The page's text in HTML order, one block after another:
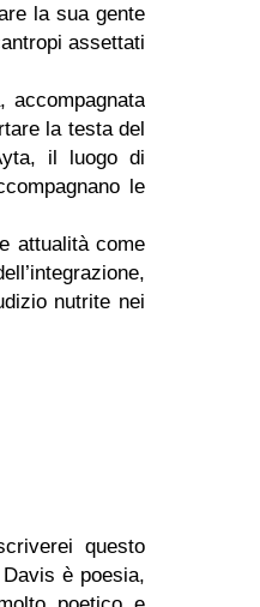
la sua gente
assettati
accompagnata
la testa del
il luogo di
le
attualità come
nutrite nei
questo
è poesia,